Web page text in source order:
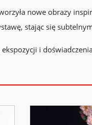
nowe obrazy
stając się
i